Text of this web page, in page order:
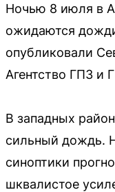
Ночью 8 июля в
ожидаются
опубликовали
Агентство ГПЗ и
В западных
сильный дождь.
синоптики
шквалистое